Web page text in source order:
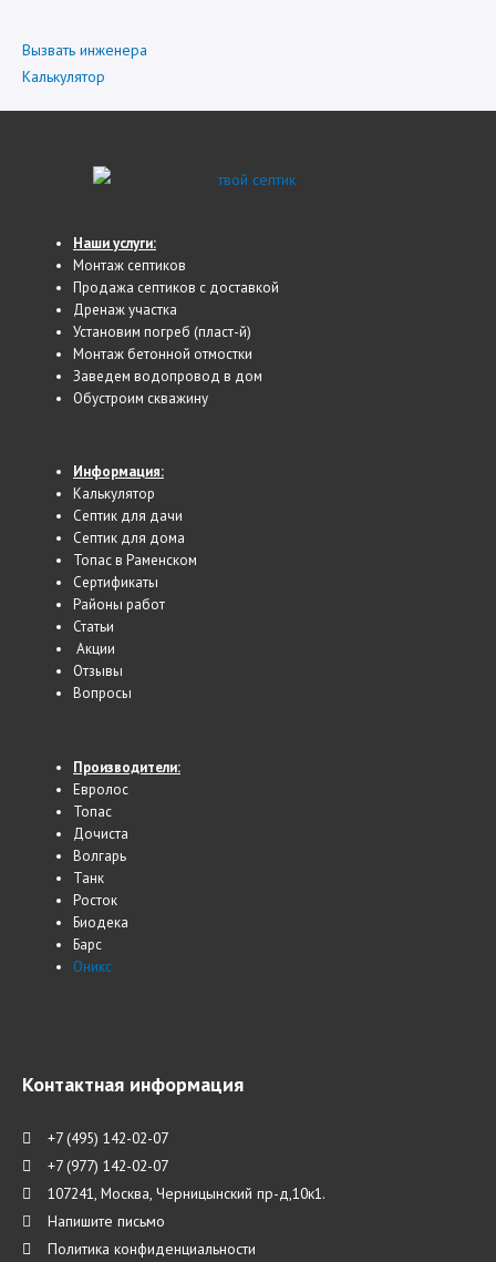
Вызвать инженера
Калькулятор
Наши услуги:
Монтаж септиков
Продажа септиков с доставкой
Дренаж участка
Установим погреб (пласт-й)
Монтаж бетонной отмостки
Заведем водопровод в дом
Обустроим скважину
Информация:
Калькулятор
Cептик для дачи
Септик для дома
Топас в Раменском
Сертификаты
Районы работ
Статьи
Акции
Отзывы
Вопросы
Производители:
Евролос
Топас
Дочиста
Волгарь
Танк
Росток
Биодека
Барс
Оникс
Контактная информация
+7 (495) 142-02-07
+7 (977) 142-02-07
107241, Москва, Черницынский пр-д,10к1.
Напишите письмо
Политика конфиденциальности